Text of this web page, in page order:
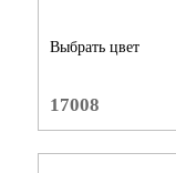
Выбрать цвет
17008